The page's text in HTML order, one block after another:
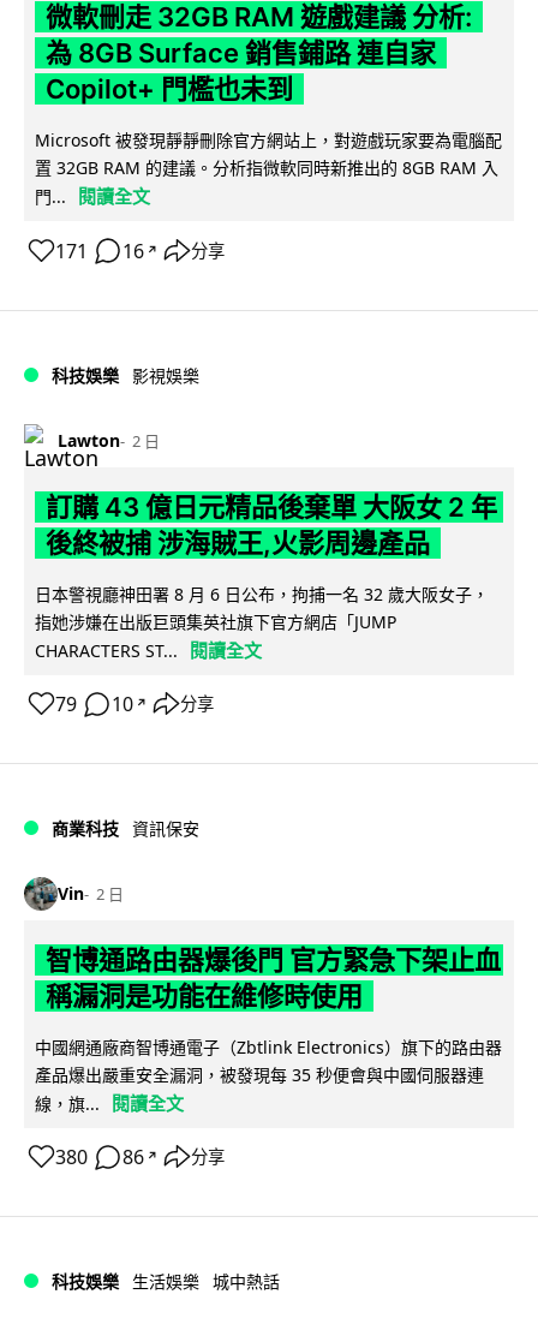
微軟刪走 32GB RAM 遊戲建議 分析:
為 8GB Surface 銷售鋪路 連自家
Copilot+ 門檻也未到
Microsoft 被發現靜靜刪除官方網站上，對遊戲玩家要為電腦配
置 32GB RAM 的建議。分析指微軟同時新推出的 8GB RAM 入
門...
閱讀全文
171 16 ↗ 分享
科技娛樂 影視娛樂
Lawton 2 日
訂購 43 億日元精品後棄單 大阪女 2 年
後終被捕 涉海賊王,火影周邊產品
日本警視廳神田署 8 月 6 日公布，拘捕一名 32 歲大阪女子，
指她涉嫌在出版巨頭集英社旗下官方網店「JUMP
CHARACTERS ST...
閱讀全文
79 10 ↗ 分享
商業科技 資訊保安
Vin 2 日
智博通路由器爆後門 官方緊急下架止血
稱漏洞是功能在維修時使用
中國網通廠商智博通電子（Zbtlink Electronics）旗下的路由器
產品爆出嚴重安全漏洞，被發現每 35 秒便會與中國伺服器連
線，旗...
閱讀全文
380 86 ↗ 分享
科技娛樂 生活娛樂 城中熱話